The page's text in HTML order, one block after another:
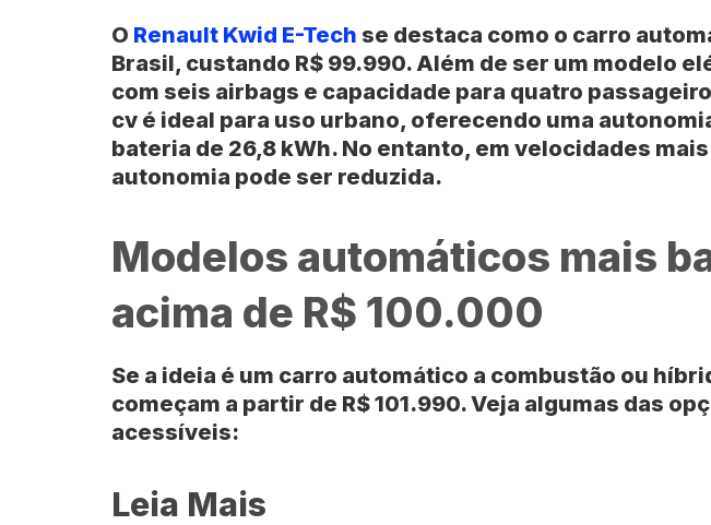
O Renault Kwid E-Tech se destaca como o carro
Brasil, custando R$ 99.990. Além de ser um modelo
com seis airbags e capacidade para quatro
cv é ideal para uso urbano, oferecendo uma
bateria de 26,8 kWh. No entanto, em velocidades
autonomia pode ser reduzida.
Modelos automáticos mais
acima de R$ 100.000
Se a ideia é um carro automático a combustão ou
começam a partir de R$ 101.990. Veja algumas das
acessíveis:
Leia Mais